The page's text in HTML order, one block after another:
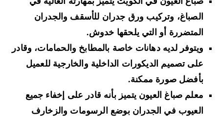
الصباغ، وتركيب ورق جدران للأسقف والجدران
المتضررة أو التي يلحقها خدوش.
ويتوفر لديه دهانات خاصة بالمطابخ والحمامات، وقادر
على تصميم الديكورات الداخلية والخارجية للعميل
بأفضل صورة ممكنة.
معلم صباغ العيون يتميز بأنه قادر على إخفاء جميع
العيوب في الجدران بوضع الرسومات والزخارف